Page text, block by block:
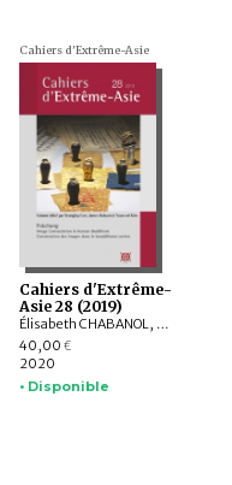
Cahiers d'Extrême-Asie
Cahiers d'Extrême-
Asie 28 (2019)
Élisabeth CHABANOL, Alain ARRAULT, James ROBSON, Seunghye LEE, Youn-mi KIM, JEONG Eunwoo, SONG Il-gie, Richard D. MCBRIDE II, KANG Heejung, LEE Yongyun, LEE Seonyong, KIM Soyeon, Maya STILLER
40,00 €
2020
• Disponible